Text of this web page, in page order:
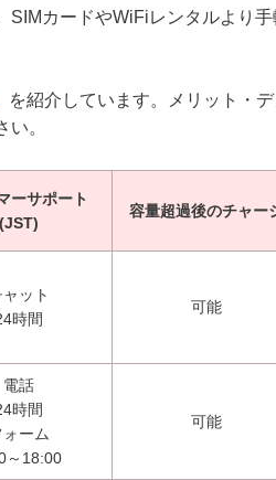
カードやWiFiレンタルより手
を紹介しています。メリット・
。
ーサポート
(JST)
容量超過後のチャー
ット
時間
可能
電話
時間
ォーム
～18:00
可能